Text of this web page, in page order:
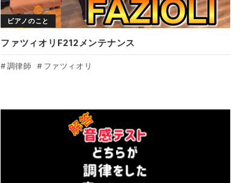
ピアノのこと
ファツィオリF212メンテナンス
調律師 ファツィオリ